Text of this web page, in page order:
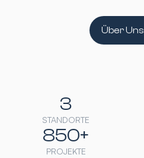
Über Uns
STANDORTE
3
PROJEKTE
850+